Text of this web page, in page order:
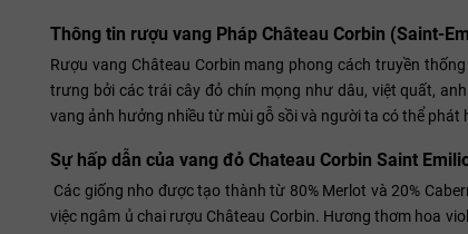
Thông tin rượu vang Pháp Château Corbin (Saint-
Rượu vang Château Corbin mang phong cách truyền
trưng bởi các trái cây đỏ chín mọng như dâu, việt quất,
vang ảnh hưởng nhiều từ mùi gỗ sồi và người ta có thể
Sự hấp dẫn của vang đỏ Chateau Corbin Saint
Các giống nho được tạo thành từ 80% Merlot và 20%
việc ngâm ủ chai rượu Château Corbin. Hương thơm hoa